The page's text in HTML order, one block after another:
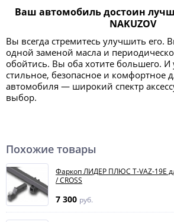
Ваш автомобиль достоин
NAKUZOV
Вы всегда стремитесь улучшить его.
одной заменой масла и
обойтись. Вы оба хотите большего. И
стильное, безопасное и комфортное
автомобиля — широкий спектр
выбор.
Похожие товары
Фаркоп ЛИДЕР ПЛЮС T-VAZ-19E
/ CROSS
7 300 руб.